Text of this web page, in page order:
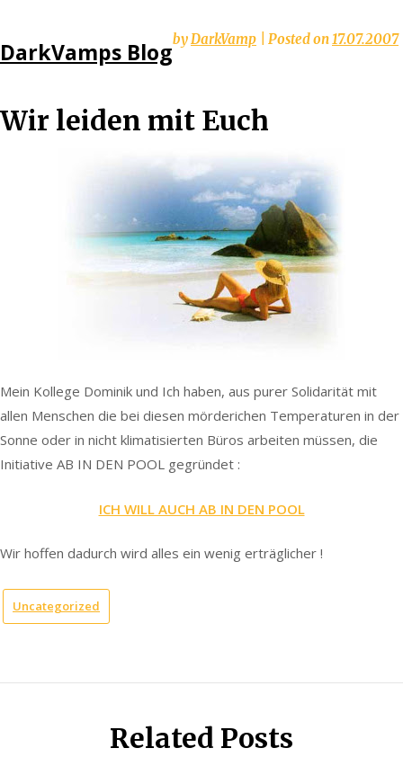
to
DarkVamps Blog
Wir leiden mit Euch
byDarkVamp Posted on17.07.2007
Mein Kollege Dominik und Ich haben, aus purer Solidarität mit
allen Menschen die bei diesen mörderichen Temperaturen in der
Sonne oder in nicht klimatisierten Büros arbeiten müssen, die
Initiative AB IN DEN POOL gegründet :
ICH WILL AUCH AB IN DEN POOL
Wir hoffen dadurch wird alles ein wenig erträglicher !
Uncategorized
Related Posts